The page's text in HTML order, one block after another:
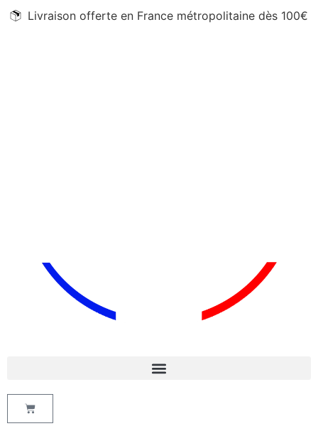
Livraison offerte en France métropolitaine dès 100€